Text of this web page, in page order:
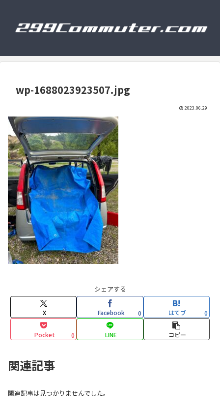
wp-1688023923507.jpg
2023.06.29
シェアする
X Facebook 0 はてブ 0
Pocket 0 LINE コピー
関連記事
関連記事は見つかりませんでした。